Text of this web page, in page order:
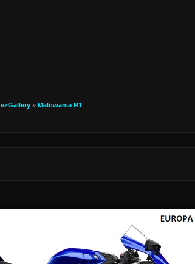
ezGallery » Malowania R1